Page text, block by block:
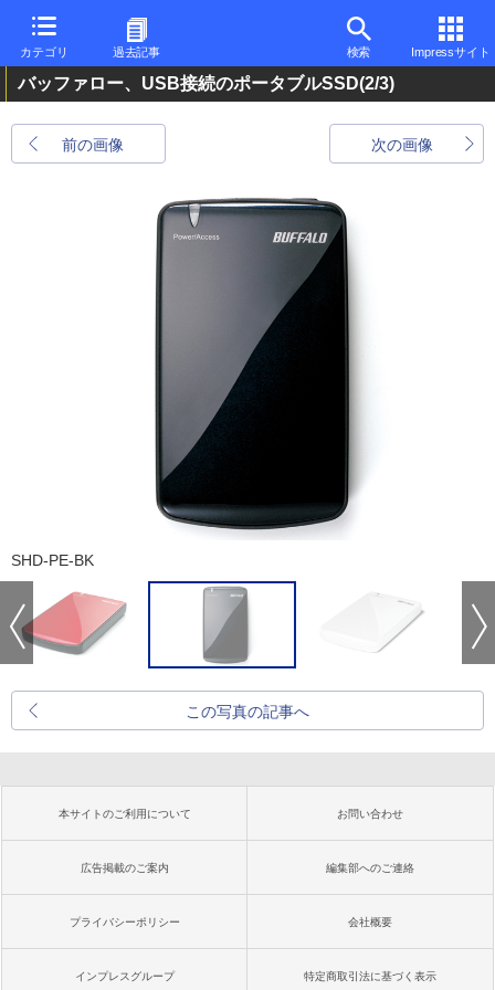
カテゴリ 過去記事 検索 Impressサイト
バッファロー、USB接続のポータブルSSD(2/3)
前の画像 次の画像
SHD-PE-BK
この写真の記事へ
本サイトのご利用について お問い合わせ
広告掲載のご案内 編集部へのご連絡
プライバシーポリシー 会社概要
インプレスグループ 特定商取引法に基づく表示